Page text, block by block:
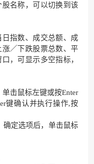
名称，可以切换到该
指数、成交总额、成
／下跌股票总数、平
，可显示多空指标，
击鼠标左键或按Enter
键确认并执行操作,按
确定选项后，单击鼠标